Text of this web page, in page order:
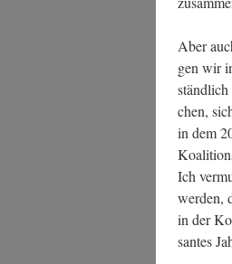
Aber
gen wir
chen,
in dem
Ich
wer­den,
in der
san­tes